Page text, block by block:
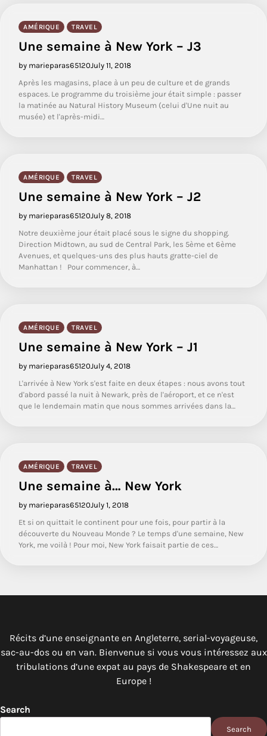
AMÉRIQUE TRAVEL
Une semaine à New York – J3
by marieparas65120July 11, 2018
Après les magasins, place à un peu de culture et de grands
espaces. Le programme du troisième jour était simple : passer
la matinée au Natural History Museum (celui d'Une nuit au
musée) et l'après-midi…
AMÉRIQUE TRAVEL
Une semaine à New York – J2
by marieparas65120July 8, 2018
Notre deuxième jour était placé sous le signe du shopping.
Direction Midtown, au sud de Central Park, les 5ème et 6ème
Avenues, et quelques-uns des plus hauts gratte-ciel de
Manhattan ! Pour commencer, à…
AMÉRIQUE TRAVEL
Une semaine à New York – J1
by marieparas65120July 4, 2018
L'arrivée à New York s'est faite en deux étapes : nous avons tout
d'abord passé la nuit à Newark, près de l'aéroport, et ce n'est
que le lendemain matin que nous sommes arrivées dans la…
AMÉRIQUE TRAVEL
Une semaine à… New York
by marieparas65120July 1, 2018
Et si on quittait le continent pour une fois, pour partir à la
découverte du Nouveau Monde ? Le temps d'une semaine, New
York, me voilà ! Pour moi, New York faisait partie de ces…
Récits d’une enseignante en Angleterre, serial-voyageuse,
sac-au-dos ou en van. Bienvenue si vous vous intéressez aux
tribulations d’une expat au pays de Shakespeare et en
Europe !
Search
Search